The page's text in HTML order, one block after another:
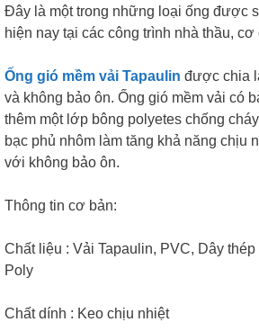
Đây là một trong những loại ống được
hiện nay tại các công trình nhà thầu,
Ống gió mềm vải Tapaulin được chia
và không bảo ôn. Ống gió mềm vải có
thêm một lớp bông polyetes chống
bạc phủ nhôm làm tăng khả năng chịu
với không bảo ôn.
Thông tin cơ bản:
Chất liệu : Vải Tapaulin, PVC, Dây
Poly
Chất dính : Keo chịu nhiệt